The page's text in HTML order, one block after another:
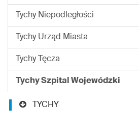
Tychy Niepodległości
Tychy Urząd Miasta
Tychy Tęcza
Tychy Szpital Wojewódzki
TYCHY